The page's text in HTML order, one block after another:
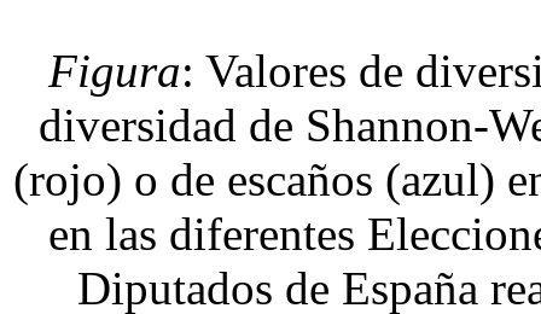
Figura: Valores de
diversidad de Shannon-
(rojo) o de escaños (azul)
en las diferentes
Diputados de España